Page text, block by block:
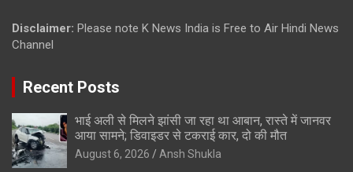
Disclaimer: Please note K News India is Free to Air Hindi News
Channel
Recent Posts
भाई अली से मिलने झांसी जा रहा था आबान, रास्ते में जानवर
आया सामने; डिवाइडर से टकराई कार, दो की मौत
August 6, 2026 Ansh Shukla